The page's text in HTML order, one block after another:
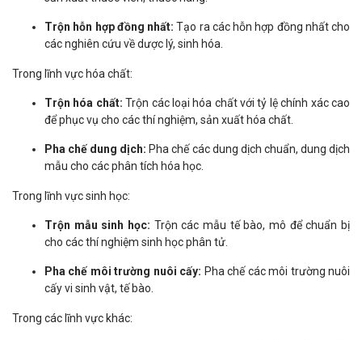
Trộn hỗn hợp đồng nhất: Tạo ra các hỗn hợp đồng nhất cho
các nghiên cứu về dược lý, sinh hóa.
Trong lĩnh vực hóa chất:
Trộn hóa chất: Trộn các loại hóa chất với tỷ lệ chính xác cao
để phục vụ cho các thí nghiệm, sản xuất hóa chất.
Pha chế dung dịch: Pha chế các dung dịch chuẩn, dung dịch
mẫu cho các phân tích hóa học.
Trong lĩnh vực sinh học:
Trộn mẫu sinh học: Trộn các mẫu tế bào, mô để chuẩn bị
cho các thí nghiệm sinh học phân tử.
Pha chế môi trường nuôi cấy: Pha chế các môi trường nuôi
cấy vi sinh vật, tế bào.
Trong các lĩnh vực khác: